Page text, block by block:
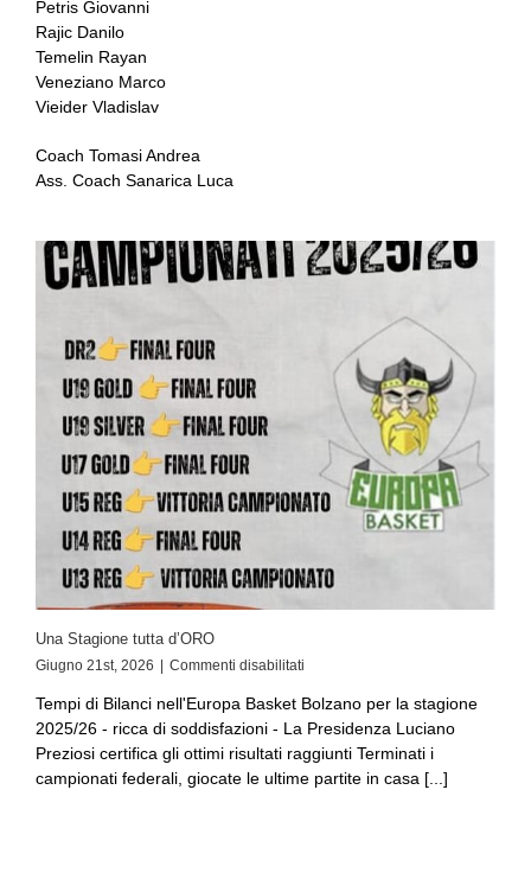
Petris Giovanni
Rajic Danilo
Temelin Rayan
Veneziano Marco
Vieider Vladislav
Coach Tomasi Andrea
Ass. Coach Sanarica Luca
Una Stagione tutta d’ORO
Giugno 21st, 2026 | Commenti disabilitati
Tempi di Bilanci nell'Europa Basket Bolzano per la stagione
2025/26 - ricca di soddisfazioni - La Presidenza Luciano
Preziosi certifica gli ottimi risultati raggiunti Terminati i
campionati federali, giocate le ultime partite in casa [...]